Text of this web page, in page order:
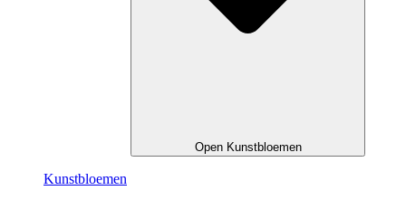
Open Kunstbloemen
Kunstbloemen